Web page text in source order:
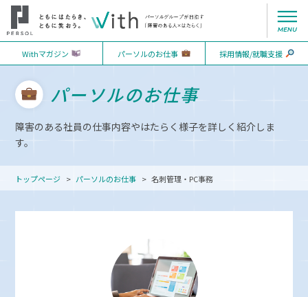
就労モデルインタビュー
「The Valuable 500」への取り組み
Initiatives for The Valuable 500 (EN)
続けるための体制づくり
はたらくための基礎づくり
ジョブコーチコラム
イベントレポート
Withマガジン パーソルのお仕事 採用情報/就職支援
パーソルのお仕事
障害のある社員の仕事内容やはたらく様子を詳しく紹介しま
す。
トップページ パーソルのお仕事 名刺管理・PC事務